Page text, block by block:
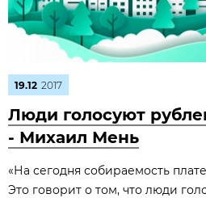
19.12 2017
Люди голосуют
- Михаил Мень
«На сегодня собираемость
Это говорит о том, что люди